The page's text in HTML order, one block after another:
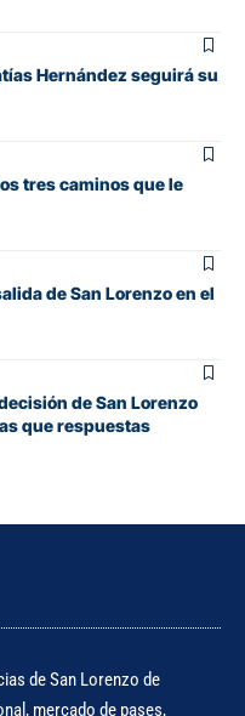
Hernández seguirá su
tres caminos que le
de San Lorenzo en el
de San Lorenzo
que respuestas
de San Lorenzo de
mercado de pases,